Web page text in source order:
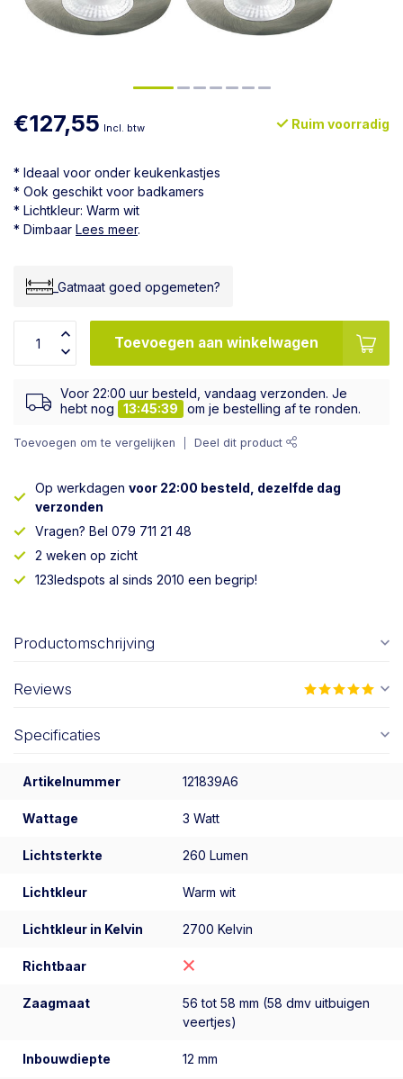
€127,55 Incl. btw Ruim voorradig
* Ideaal voor onder keukenkastjes
* Ook geschikt voor badkamers
* Lichtkleur: Warm wit
* Dimbaar Lees meer.
_Gatmaat goed opgemeten?
Toevoegen aan winkelwagen
Voor 22:00 uur besteld, vandaag verzonden. Je
hebt nog
13:45:39 om je bestelling af te ronden.
Toevoegen om te vergelijken Deel dit product
Op werkdagen voor 22:00 besteld, dezelfde dag
verzonden
Vragen? Bel 079 711 21 48
2 weken op zicht
123ledspots al sinds 2010 een begrip!
Productomschrijving
Reviews
Specificaties
Artikelnummer 121839A6
Wattage 3 Watt
Lichtsterkte 260 Lumen
Lichtkleur Warm wit
Lichtkleur in Kelvin 2700 Kelvin
Richtbaar
Zaagmaat
56 tot 58 mm (58 dmv uitbuigen
veertjes)
Inbouwdiepte 12 mm